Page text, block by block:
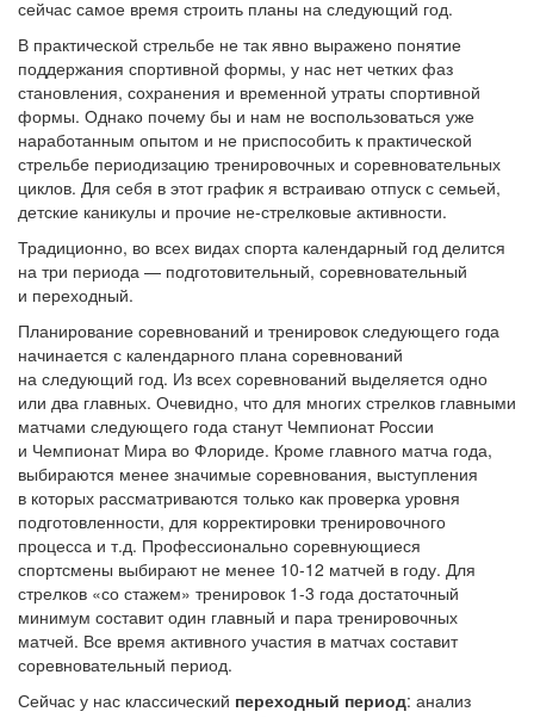
сейчас самое время строить планы на следующий год.
В практической стрельбе не так явно выражено понятие
поддержания спортивной формы, у нас нет четких фаз
становления, сохранения и временной утраты спортивной
формы. Однако почему бы и нам не воспользоваться уже
наработанным опытом и не приспособить к практической
стрельбе периодизацию тренировочных и соревновательных
циклов. Для себя в этот график я встраиваю отпуск с семьей,
детские каникулы и прочие не-стрелковые активности.
Традиционно, во всех видах спорта календарный год делится
на три периода — подготовительный, соревновательный
и переходный.
Планирование соревнований и тренировок следующего года
начинается с календарного плана соревнований
на следующий год. Из всех соревнований выделяется одно
или два главных. Очевидно, что для многих стрелков главными
матчами следующего года станут Чемпионат России
и Чемпионат Мира во Флориде. Кроме главного матча года,
выбираются менее значимые соревнования, выступления
в которых рассматриваются только как проверка уровня
подготовленности, для корректировки тренировочного
процесса и т.д. Профессионально соревнующиеся
спортсмены выбирают не менее 10-12 матчей в году. Для
стрелков «со стажем» тренировок 1-3 года достаточный
минимум составит один главный и пара тренировочных
матчей. Все время активного участия в матчах составит
соревновательный период.
Сейчас у нас классический переходный период: анализ